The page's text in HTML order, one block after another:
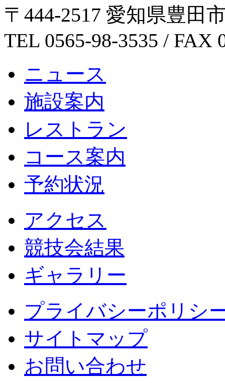
〒444-2517 愛知県豊田
TEL 0565-98-3535 / FAX
ニュース
施設案内
レストラン
コース案内
予約状況
アクセス
競技会結果
ギャラリー
プライバシーポリシ
サイトマップ
お問い合わせ